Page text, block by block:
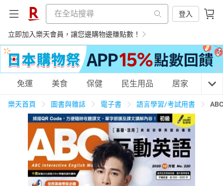
登入
立即加入樂天會員，讓您邊購物邊賺點數！
購物網分類
天天免運 美食蛋糕 養生保健 民生用品
居家生活 3C家電 運動休閒 親子玩具
免運 美食 保健 民生用品 居家 3C
樂天首頁 圖書與雜誌 電子書 語言學習/考試用書